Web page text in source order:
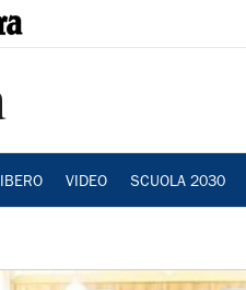
VIDEO SCUOLA 2030